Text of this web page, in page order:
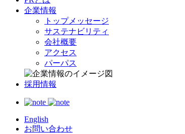
企業情報
トップメッセージ
サステナビリティ
会社概要
アクセス
パーパス
採用情報
English
お問い合わせ